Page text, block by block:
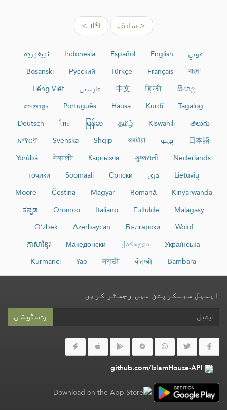
< سابقہ اگلا >
عربي English
Español
Indonesia
ئۇيغۇرچە
বাংলা
Français
Türkçe
Русский
Bosanski
සිංහල
हिन्दी
中文 فارسی
Tiếng Việt
Tagalog
Kurdî
Hausa
Português
മലയാളം
తెలుగు
Kiswahili
தமிழ்
မြန်မာ
ไทย
Deutsch
日本語
پښتو অসমীয়া
Shqip
Svenska
አማርኛ
Nederlands
ગુજરાતી
Кыргызча
नेपाली
Yorùbá
Lietuvių
دری Српски
Soomaali
тоҷикӣ
Kinyarwanda
Română
Magyar
Čeština
Moore
Malagasy
Fulfulde
Italiano
Oromoo
ಕನ್ನಡ
Wolof
Български
Azərbaycan
O‘zbek
Українська
ქართული
Македонски
ភាសាខ្មែរ
Bambara
ਪੰਜਾਬੀ
मराठी
Yao
Kurmancî
ایمیل سبسکرپشن میں رجسٹر کریں
رجسٹریشن
github.com/IslamHouse-API